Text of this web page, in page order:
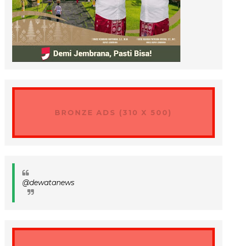
BRONZE ADS (310 X 500)
@dewatanews